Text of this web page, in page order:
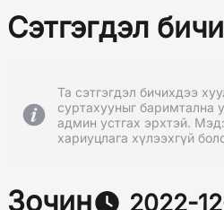
Сэтгэгдэл
Та сэтгэгдэл бичихдээ
суртахууныг баримтална
админ устгах эрхтэй.
хариуцлага хүлээхгүй
Зочин 2022-